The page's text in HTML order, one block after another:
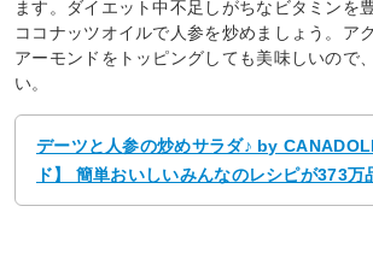
ます。ダイエット中不足しがちなビタミンを
ココナッツオイルで人参を炒めましょう。ア
アーモンドをトッピングしても美味しいので
い。
デーツと人参の炒めサラダ♪ by
ド】 簡単おいしいみんなのレシピが373万